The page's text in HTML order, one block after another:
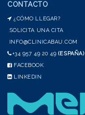
CONTACTO
¿CÓMO LLEGAR?
SOLICITA UNA CITA
INFO@CLINICABAU.COM
+34 957 49 20 49 (ESPAÑA)
FACEBOOK
LINKEDIN